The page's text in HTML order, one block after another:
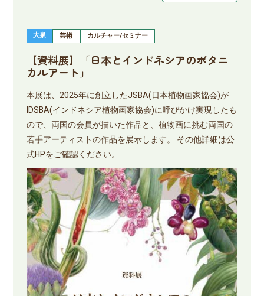
大泉 芸術 カルチャー/セミナー
【資料展】「日本とインドネシアのボタニ
カルアート」
本展は、2025年に創立したJSBA(日本植物画家協会)が
IDSBA(インドネシア植物画家協会)に呼びかけ実現したも
ので、両国の会員が描いた作品と、植物画に挑む両国の
若手アーティストの作品を展示します。 その他詳細は公
式HPをご確認ください。